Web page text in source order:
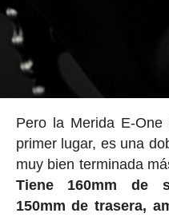
Pero la Merida E-
primer lugar, es una
muy bien terminada
Tiene 160mm de
150mm de trasera,